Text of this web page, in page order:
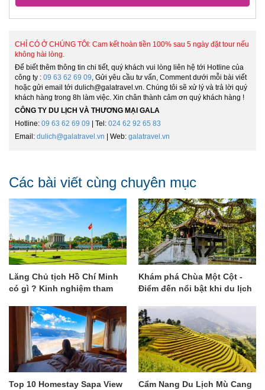
CHỈ CÓ Ở CHÚNG TÔI: Cam kết hoàn tiền 100% sau 5 ngày đặt tour nếu
không hài lòng.
Để biết thêm thông tin chi tiết, quý khách vui lòng liên hệ tới Hotline của
công ty : 09 63 62 69 09 , Gửi yêu cầu tư vấn, Comment dưới mỗi bài viết
hoặc gửi email tới dulich@galatravel.vn. Chúng tôi sẽ xử lý và trả lời quý
khách hàng trong 8h làm việc. Xin chân thành cảm ơn quý khách hàng !
CÔNG TY DU LỊCH VÀ THƯƠNG MẠI GALA
Hotline: 09 63 62 69 09 | Tel: 024 62 92 65 83
Email: dulich@galatravel.vn | Web: galatravel.vn
Các bài viết cùng chuyên mục
Lăng Chủ tịch Hồ Chí Minh
có gì ? Kinh nghiệm tham
Khám phá Chùa Một Cột -
Điểm đến nổi bật khi du lịch
Top 10 Homestay Sapa View
Cẩm Nang Du Lịch Mù Cang